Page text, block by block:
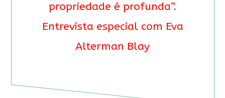
propriedade é profunda”.
Entrevista especial com Eva
Alterman Blay